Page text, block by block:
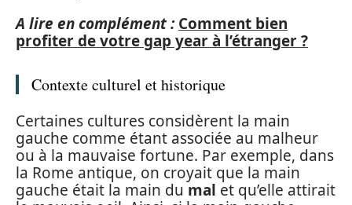
A lire en complément : Comment bien
profiter de votre gap year à l’étranger ?
Contexte culturel et historique
Certaines cultures considèrent la main
gauche comme étant associée au malheur
ou à la mauvaise fortune. Par exemple, dans
la Rome antique, on croyait que la main
gauche était la main du mal et qu’elle attirait